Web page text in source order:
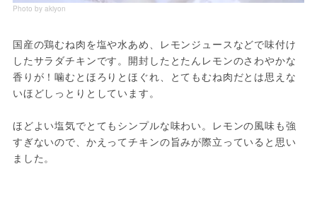
Photo by akiyon
国産の鶏むね肉を塩や水あめ、レモンジュースなどで味付け
したサラダチキンです。開封したとたんレモンのさわやかな
香りが！噛むとほろりとほぐれ、とてもむね肉だとは思えな
いほどしっとりとしています。
ほどよい塩気でとてもシンプルな味わい。レモンの風味も強
すぎないので、かえってチキンの旨みが際立っていると思い
ました。